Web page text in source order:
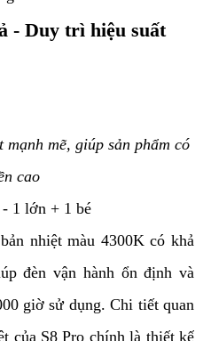
- Duy trì hiệu suất
mẽ, giúp sản phẩm có
cao
1 lớn + 1 bé
nhiệt màu 4300K có khả
đèn vận hành ổn định và
giờ sử dụng. Chi tiết quan
của S8 Pro chính là thiết kế